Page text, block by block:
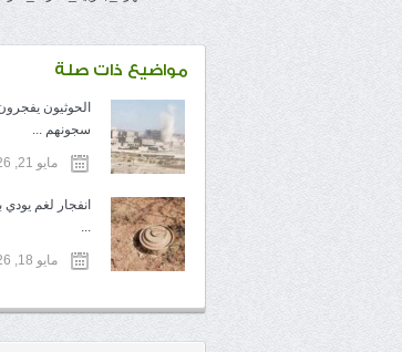
مواضيع ذات صلة
الحوثيون
سجونهم ...
مايو 21, 2026
انفجار لغم
...
مايو 18, 2026